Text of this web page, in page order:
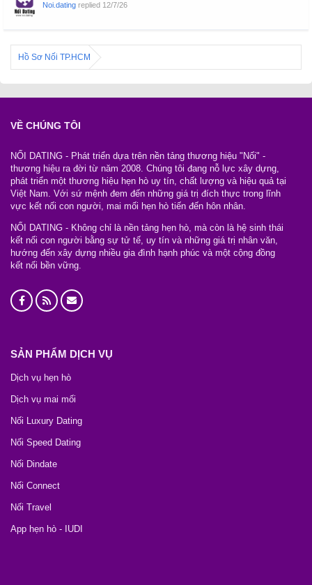
Noi.dating replied 12/7/26
Hồ Sơ Nối TP.HCM
VỀ CHÚNG TÔI
NỐI DATING - Phát triển dựa trên nền tảng thương hiệu "Nối" -
thương hiệu ra đời từ năm 2008. Chúng tôi đang nỗ lực xây dựng,
phát triển một thương hiệu hẹn hò uy tín, chất lượng và hiệu quả tại
Việt Nam. Với sứ mệnh đem đến những giá trị đích thực trong lĩnh
vực kết nối con người, mai mối hẹn hò tiến đến hôn nhân.
NỐI DATING - Không chỉ là nền tảng hẹn hò, mà còn là hệ sinh thái
kết nối con người bằng sự tử tế, uy tín và những giá trị nhân văn,
hướng đến xây dựng nhiều gia đình hạnh phúc và một cộng đồng
kết nối bền vững.
SẢN PHẨM DỊCH VỤ
Dịch vụ hẹn hò
Dịch vụ mai mối
Nối Luxury Dating
Nối Speed Dating
Nối Dindate
Nối Connect
Nối Travel
App hẹn hò - IUDI